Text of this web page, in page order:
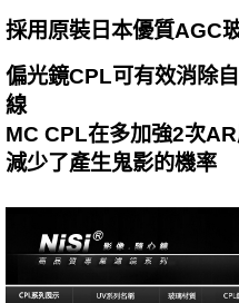
採用原裝日本優質AGC
偏光鏡CPL可有效消除
線
MC CPL在多加強2次
減少了產生鬼影的機率